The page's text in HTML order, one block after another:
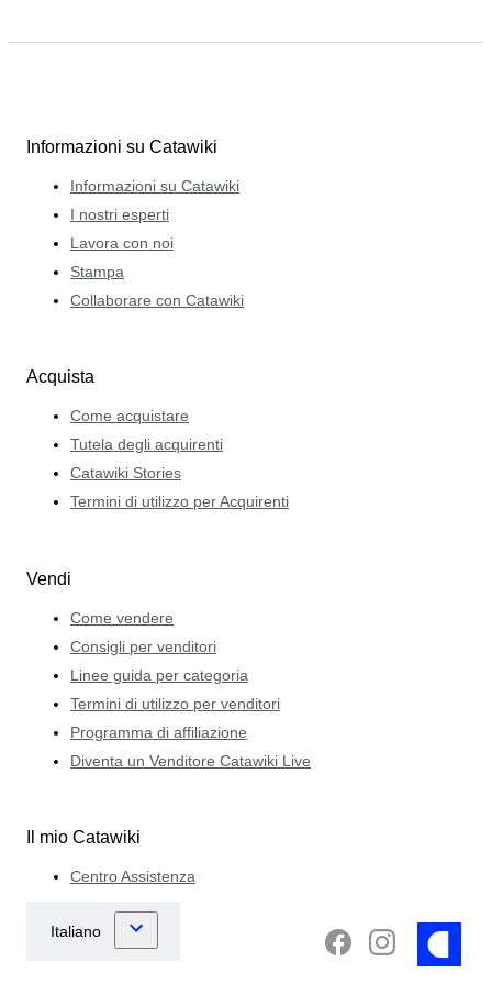
Informazioni su Catawiki
Informazioni su Catawiki
I nostri esperti
Lavora con noi
Stampa
Collaborare con Catawiki
Acquista
Come acquistare
Tutela degli acquirenti
Catawiki Stories
Termini di utilizzo per Acquirenti
Vendi
Come vendere
Consigli per venditori
Linee guida per categoria
Termini di utilizzo per venditori
Programma di affiliazione
Diventa un Venditore Catawiki Live
Il mio Catawiki
Centro Assistenza